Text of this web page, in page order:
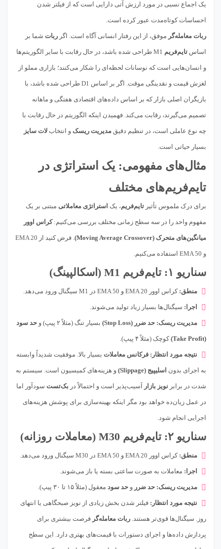
یک اجماع نسبی در مورد ارزش آتی دارایی است که از فیلتر شدن
احساسات کوتاه‌مدت عبور کرده است.
ربات معامله‌گر موفق، از این رفتار انسانی آگاه است. اگر ربات شما بر
اساس تایم‌فریم M1 طراحی شده باشد، در حال رقابت با سایر الگوریتم‌ها
و انسان‌هایی است که نوسانات لحظه‌ای را شکار می‌کنند؛ بازاری مملو از
لغزش قیمت و نقدینگی موقت. اگر بر اساس D1 طراحی شده باشد، با
بازیگران اصلی بازار که بر اساس داده‌های اقتصادی هفتگی و ماهانه
تصمیم می‌گیرند، رقابت می‌کند. فهمیدن اینکه الگوریتم در حال رقابت با
چه نوع عاملی است، در تنظیم دقیق مدیریت ریسک و انتخاب لات سایز
بسیار حیاتی است.
مثال‌های مفهومی: یک استراتژی در
تایم‌فریم‌های مختلف
برای درک ملموس تأثیر تایم‌فریم، یک استراتژی معاملاتی مبتنی بر یک
مفهوم واحد را در سه سطح زمانی مختلف بررسی می‌کنیم:کراس اوور
میانگین‌های متحرک (Moving Average Crossover) . فرض کنید از EMA 20
و EMA 50 استفاده می‌کنیم.
سناریو ۱: تایم‌فریم M1 (اسکالپینگ)
منطق: کراس اوور EMA 20 و EMA 50 در M1 سیگنال ورود می‌دهد.
اجرا: سیگنال‌ها بسیار زیاد تولید می‌شوند.
مدیریت ریسک: حد ضرر (Stop Loss) بسیار تنگ (مثلاً ۲ پیپ) و حد سود
(Take Profit) کوچک (مثلاً ۴ پیپ).
نتیجه مورد انتظار: فرکانس معاملات بسیار بالا. موفقیت شدیداً وابسته
به اجرای بدون اسلیپیج (Slippage) و هزینه‌های کمیسیون است. سیستم به
شدت در برابر نویز بازار آسیب‌پذیر است و احتمالاً در بک‌تست سودآور اما
در عمل زیان‌ده خواهد بود مگر اینکه بهینه‌سازی برای پوشش هزینه‌های
اجرایی انجام شود.
سناریو ۲: تایم‌فریم M30 (معاملات روزانه)
منطق: کراس اوور EMA 20 و EMA 50 در M30 سیگنال ورود می‌دهد.
اجرا: معاملات به صورت ساعتی بسته یا باز می‌شوند.
مدیریت ریسک: حد ضرر و حد سود معقول (مثلاً ۱۵ تا ۳۰ پیپ).
نتیجه مورد انتظار: فیلتر شدن بخش زیادی از نویز صبحگاهی یا انتهای
روز. سیگنال‌ها قوی‌تر هستند. ربات معامله‌گر فرصت بیشتری برای
پردازش داده‌ها و اجرای دستورات با قیمت‌های بهتری دارد. این سطح